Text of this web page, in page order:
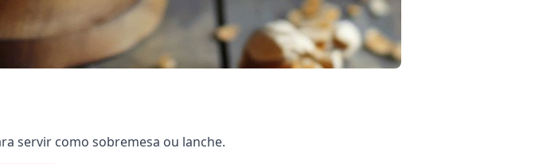
servir como sobremesa ou lanche.